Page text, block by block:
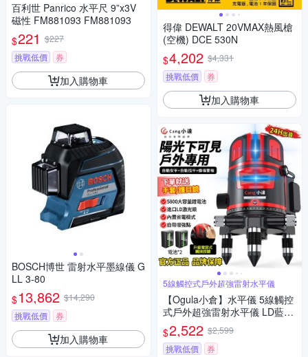
百利世 Panrico 水平尺 9”x3V
磁性 FM881093 FM881093
$221 $227
挑戰低價
券
加入購物車
BOSCH博世 雷射水平墨線儀 G
LL 3-80
$13,862 $14,290
挑戰低價
券
加入購物車
得偉 DEWALT 20VMAX熱風槍
(空機) DCE 530N
$4,202 $4,331
挑戰低價
券
加入購物車
5線觸控式戶外超強雷射水平儀
【Ogula小倉】水平儀 5線觸控
式戶外超強雷射水平儀 LD藍光
高精度投線儀紅外線室外裝修
自動打斜線（保固兩年 售後無
憂）
$2,522 $2,599
挑戰低價
券